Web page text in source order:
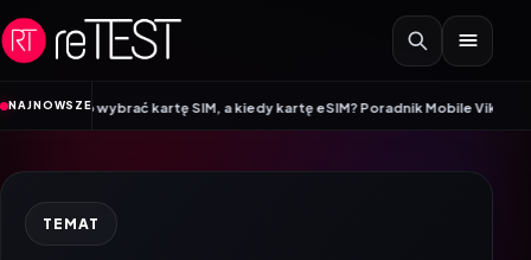
Przejdź do treści
NAJNOWSZE
warto wybrać kartę SIM, a kiedy kartę eSIM? Poradnik Mobile Vikings•
TEMAT